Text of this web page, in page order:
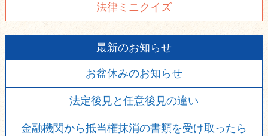
法律ミニクイズ
最新のお知らせ
お盆休みのお知らせ
法定後見と任意後見の違い
金融機関から抵当権抹消の書類を受け取ったら